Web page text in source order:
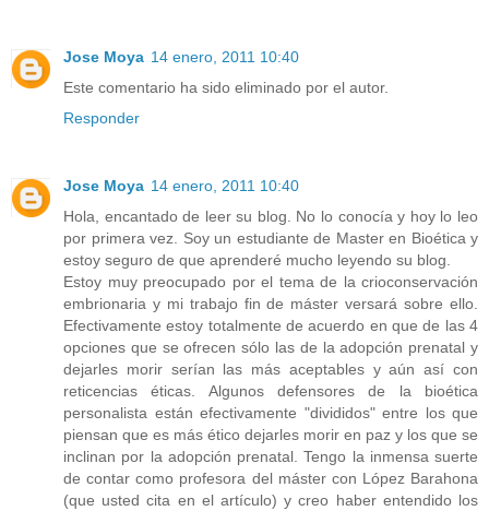
Jose Moya 14 enero, 2011 10:40
Este comentario ha sido eliminado por el autor.
Responder
Jose Moya 14 enero, 2011 10:40
Hola, encantado de leer su blog. No lo conocía y hoy lo leo
por primera vez. Soy un estudiante de Master en Bioética y
estoy seguro de que aprenderé mucho leyendo su blog.
Estoy muy preocupado por el tema de la crioconservación
embrionaria y mi trabajo fin de máster versará sobre ello.
Efectivamente estoy totalmente de acuerdo en que de las 4
opciones que se ofrecen sólo las de la adopción prenatal y
dejarles morir serían las más aceptables y aún así con
reticencias éticas. Algunos defensores de la bioética
personalista están efectivamente "divididos" entre los que
piensan que es más ético dejarles morir en paz y los que se
inclinan por la adopción prenatal. Tengo la inmensa suerte
de contar como profesora del máster con López Barahona
(que usted cita en el artículo) y creo haber entendido los